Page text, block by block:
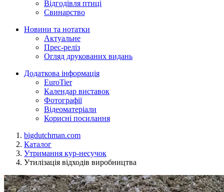
Відгодівля птиці
Свинарство
Новини та нотатки
Актуальне
Прес-реліз
Огляд друкованих видань
Додаткова інформація
EuroTier
Календар виставок
Фотографії
Відеоматеріали
Корисні посилання
bigdutchman.com
Каталог
Утримання кур-несучок
Утилізація відходів виробництва